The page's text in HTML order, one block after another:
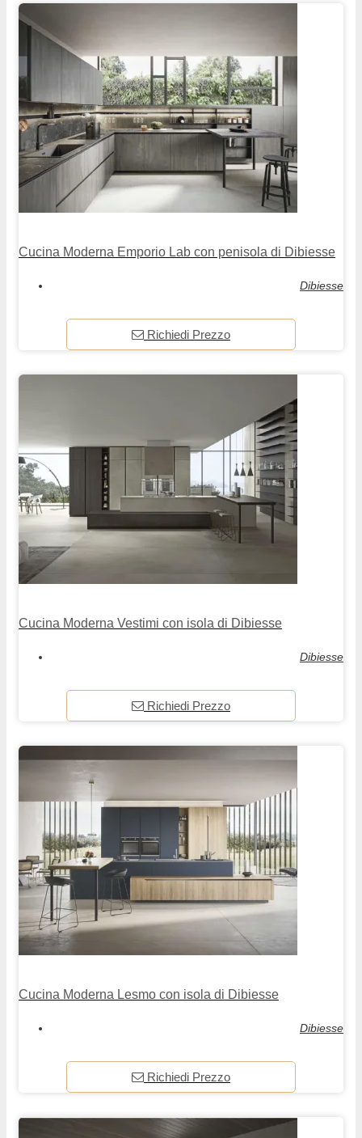
Cucina Moderna Emporio Lab con penisola di Dibiesse
Dibiesse
Richiedi Prezzo
Cucina Moderna Vestimi con isola di Dibiesse
Dibiesse
Richiedi Prezzo
Cucina Moderna Lesmo con isola di Dibiesse
Dibiesse
Richiedi Prezzo